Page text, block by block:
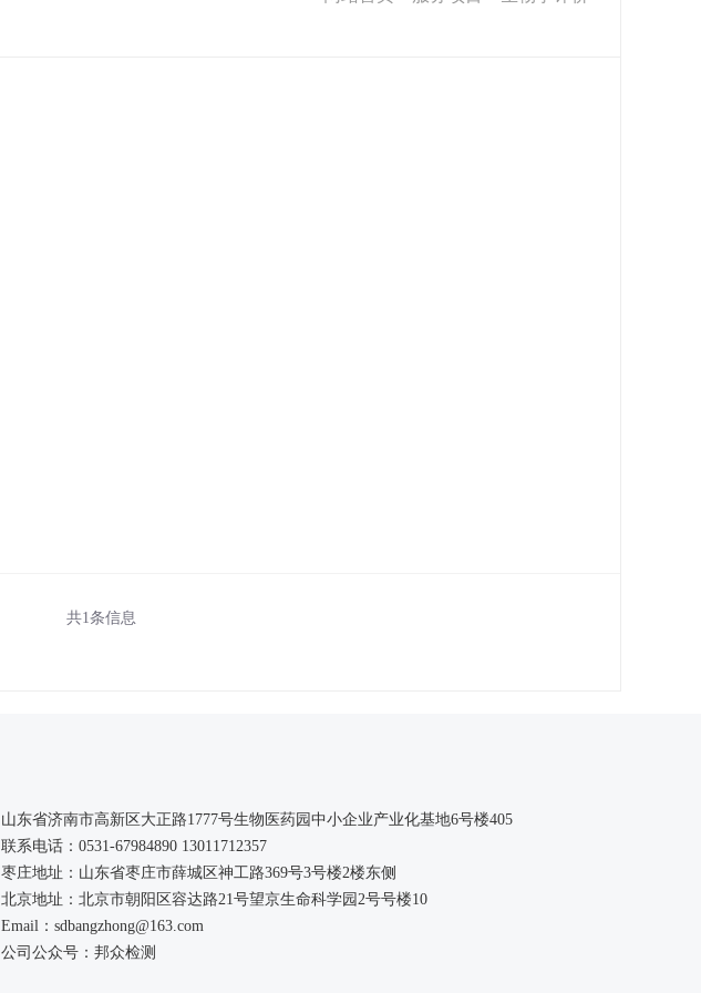
共1条信息
山东省济南市高新区大正路1777号生物医药园中小企业产业化基地6号楼405
联系电话： 0531-67984890 13011712357
枣庄地址：山东省枣庄市薛城区神工路369号3号楼2楼东侧
北京地址：北京市朝阳区容达路21号望京生命科学园2号号楼10
Email ：sdbangzhong@163.com
公司公众号 ：邦众检测